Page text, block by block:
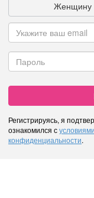
Женщину
Регистрируясь, я
ознакомился с
конфиденциальности.